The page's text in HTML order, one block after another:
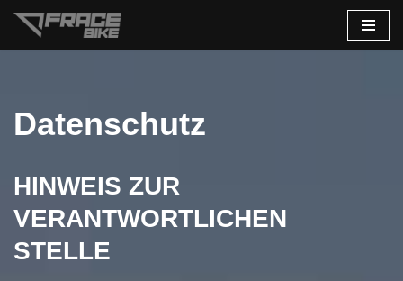
Zum
Datenschutz
HINWEIS ZUR
VERANTWORTLICHEN
STELLE